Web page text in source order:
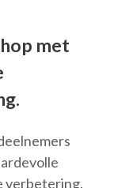
met
verbetering.